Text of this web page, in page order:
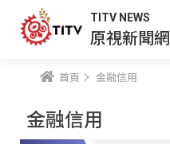
TITV NEWS
原視新聞網
首頁 金融信用
金融信用